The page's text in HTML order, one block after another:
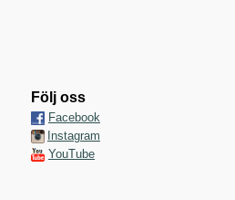
Följ oss
Facebook
Instagram
YouTube